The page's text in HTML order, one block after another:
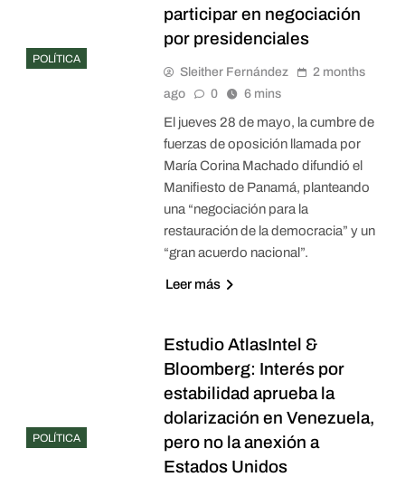
POLÍTICA
participar en negociación
por presidenciales
Sleither Fernández
2 months
ago
0 6 mins
El jueves 28 de mayo, la cumbre de
fuerzas de oposición llamada por
María Corina Machado difundió el
Manifiesto de Panamá, planteando
una “negociación para la
restauración de la democracia” y un
“gran acuerdo nacional”.
Leer más
POLÍTICA
Estudio AtlasIntel &
Bloomberg: Interés por
estabilidad aprueba la
dolarización en Venezuela,
pero no la anexión a
Estados Unidos